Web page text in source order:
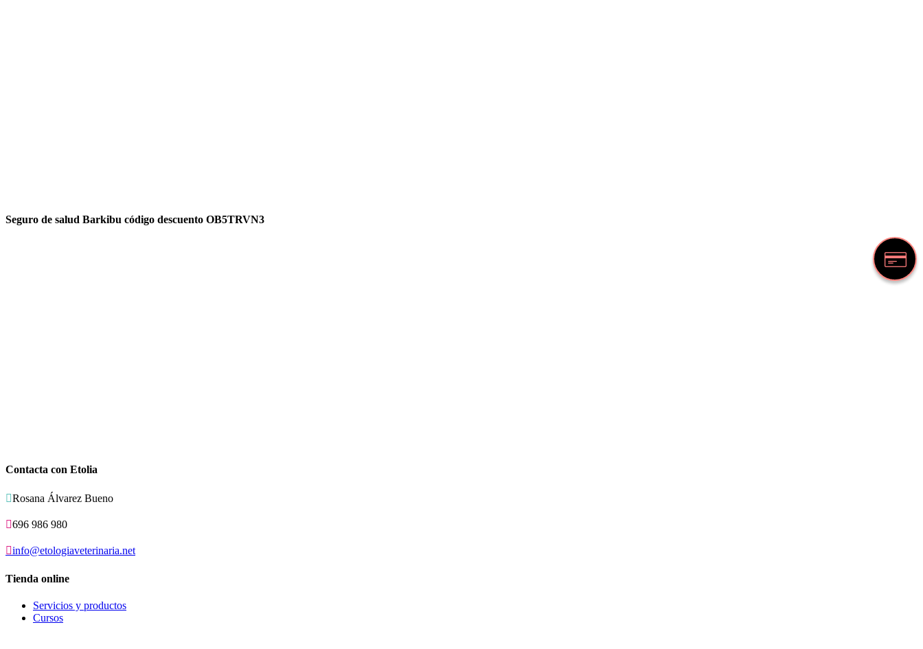
Seguro de salud Barkibu código descuento OB5TRVN3
Contacta con Etolia
Rosana Álvarez Bueno
696 986 980
info@etologiaveterinaria.net
Tienda online
Servicios y productos
Cursos